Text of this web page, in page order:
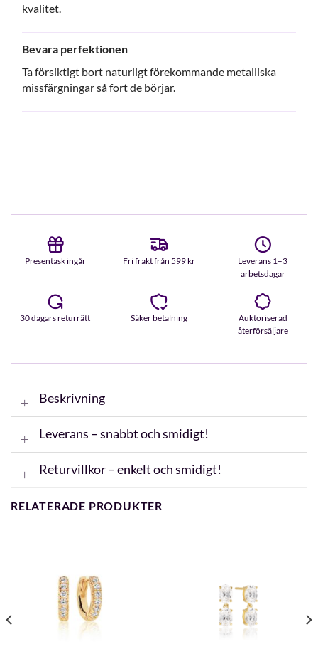
kvalitet.
Bevara perfektionen
Ta försiktigt bort naturligt förekommande metalliska
missfärgningar så fort de börjar.
Presentask ingår Fri frakt från 599 kr
Leverans 1–3
arbetsdagar
30 dagars returrätt Säker betalning
Auktoriserad
återförsäljare
Beskrivning
Leverans – snabbt och smidigt!
Returvillkor – enkelt och smidigt!
RELATERADE PRODUKTER